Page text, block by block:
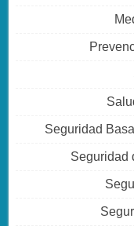
Seguridad
Seguridad